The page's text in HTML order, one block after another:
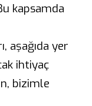
kapsamda
aşağıda yer
ihtiyaç
bizimle